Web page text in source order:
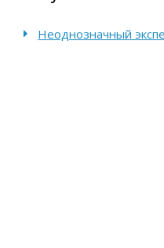
Неоднозначный